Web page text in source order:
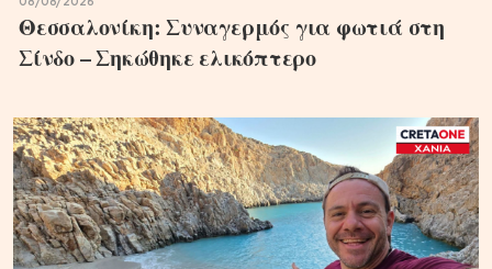
Θεσσαλονίκη: Συναγερμός για φωτιά στη
Σίνδο – Σηκώθηκε ελικόπτερο